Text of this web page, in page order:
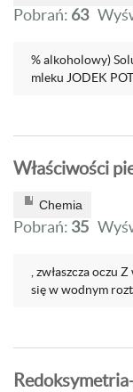
Pobrań: 63
% alkoholowy)
mleku JODEK
Właściwości
Chemia
Pobrań: 35
, zwłaszcza oczu
się w wodnym